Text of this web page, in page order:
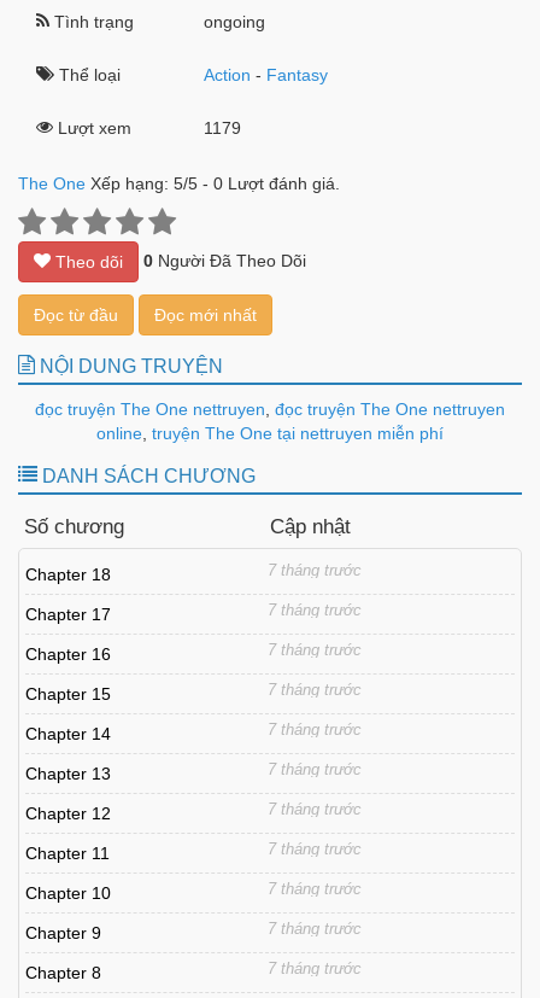
Tình trạng ongoing
Thể loại Action - Fantasy
Lượt xem 1179
The One Xếp hạng: 5/5 - 0 Lượt đánh giá.
Theo dõi 0 Người Đã Theo Dõi
Đọc từ đầu Đọc mới nhất
NỘI DUNG TRUYỆN
đọc truyện The One nettruyen đọc truyện The One nettruyen
online truyện The One tại nettruyen miễn phí
DANH SÁCH CHƯƠNG
Số chương Cập nhật
Chapter 18 7 tháng trước
Chapter 17 7 tháng trước
Chapter 16 7 tháng trước
Chapter 15 7 tháng trước
Chapter 14 7 tháng trước
Chapter 13 7 tháng trước
Chapter 12 7 tháng trước
Chapter 11 7 tháng trước
Chapter 10 7 tháng trước
Chapter 9 7 tháng trước
Chapter 8 7 tháng trước